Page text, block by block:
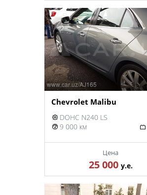
Chevrolet Malibu
DOHC N240 LS
9 000 км
Цена
25 000 у.е.